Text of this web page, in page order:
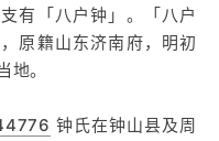
有「八户钟」。「八户
原籍山东济南府，明初
地。
钟氏在钟山县及周